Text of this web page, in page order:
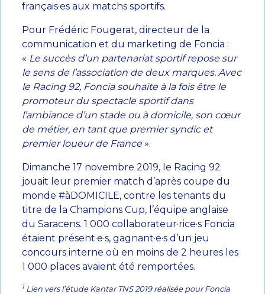
français·es aux matchs sportifs.
Pour Frédéric Fougerat, directeur de la
communication et du marketing de Foncia :
« Le succès d’un partenariat sportif repose sur
le sens de l’association de deux marques. Avec
le Racing 92, Foncia souhaite à la fois être le
promoteur du spectacle sportif dans
l’ambiance d’un stade ou à domicile, son cœur
de métier, en tant que premier syndic et
premier loueur de France».
Dimanche 17 novembre 2019, le Racing 92
jouait leur premier match d’après coupe du
monde #àDOMICILE, contre les tenants du
titre de la Champions Cup, l’équipe anglaise
du Saracens. 1 000 collaborateur·rice·s Foncia
étaient présent·e·s, gagnant·e·s d’un jeu
concours interne où en moins de 2 heures les
1 000 places avaient été remportées.
1 Lien vers l’étude Kantar TNS 2019 réalisée pour Foncia